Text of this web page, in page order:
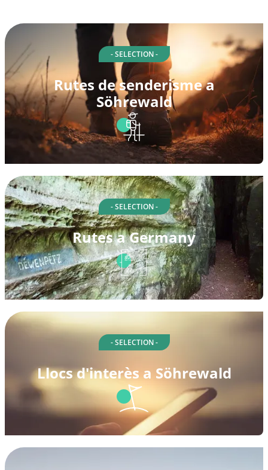
- SELECTION -
Rutes de senderisme a
Söhrewald
- SELECTION -
Rutes a Germany
- SELECTION -
Llocs d'interès a Söhrewald